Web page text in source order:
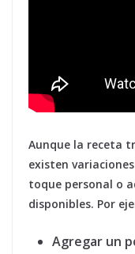
Aunque la receta
existen
toque personal o
disponibles. Por
Agregar un